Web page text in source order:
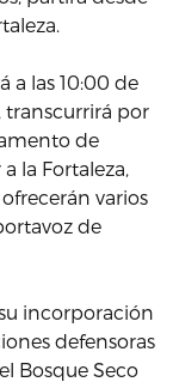
a las 10:00 de
transcurrirá por
de
la Fortaleza,
varios
de
incorporación
defensoras
Bosque Seco